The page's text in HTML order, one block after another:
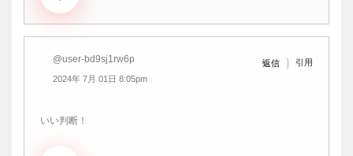
@user-bd9sj1rw6p
2024年 7月 01日 8:05pm
返信 引用
いい判断！